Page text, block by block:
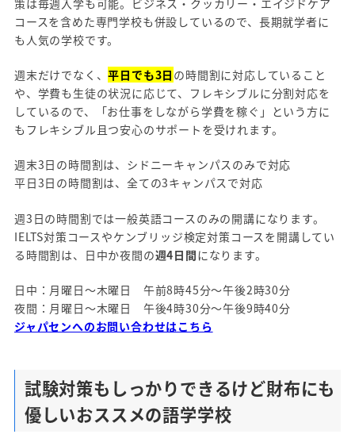
コースを含めた専門学校も併設しているので、長期就学者に
も人気の学校です。
週末だけでなく、平日でも3日 の時間割に対応していること
や、学費も生徒の状況に応じて、フレキシブルに分割対応を
しているので、「お仕事をしながら学費を稼ぐ」という方に
もフレキシブル且つ安心のサポートを受けれます。
週末3日の時間割は、シドニーキャンパスのみで対応
平日3日の時間割は、全ての3キャンパスで対応
週3日の時間割では一般英語コースのみの開講になります。
IELTS対策コースやケンブリッジ検定対策コースを開講してい
る時間割は、日中か夜間の週4日間になります。
日中：月曜日～木曜日 午前8時45分～午後2時30分
夜間：月曜日～木曜日 午後4時30分～午後9時40分
ジャパセンへのお問い合わせはこちら
試験対策もしっかりできるけど財布にも
優しいおススメの語学学校